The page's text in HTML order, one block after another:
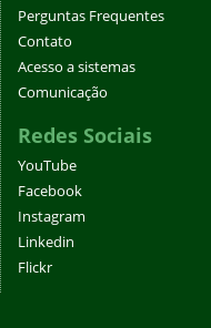
Perguntas Frequentes
Contato
Acesso a sistemas
Comunicação
Redes Sociais
YouTube
Facebook
Instagram
Linkedin
Flickr